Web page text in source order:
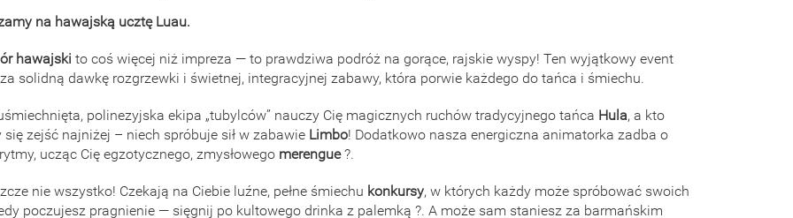
na hawajską ucztę Luau.
hawajski to coś więcej niż impreza — to prawdziwa podróż na gorące, rajskie wyspy! Ten wyjątkowy event
solidną dawkę rozgrzewki i świetnej, integracyjnej zabawy, która porwie każdego do tańca i śmiechu.
polinezyjska ekipa „tubylców” nauczy Cię magicznych ruchów tradycyjnego tańca Hula, a kto
się zejść najniżej – niech spróbuje sił w zabawie Limbo! Dodatkowo nasza energiczna animatorka zadba o
ucząc Cię egzotycznego, zmysłowego merengue?.
nie wszystko! Czekają na Ciebie luźne, pełne śmiechu konkursy, w których każdy może spróbować swoich
poczujesz pragnienie — sięgnij po kultowego drinka z palemką ?. A może sam staniesz za barmańskim